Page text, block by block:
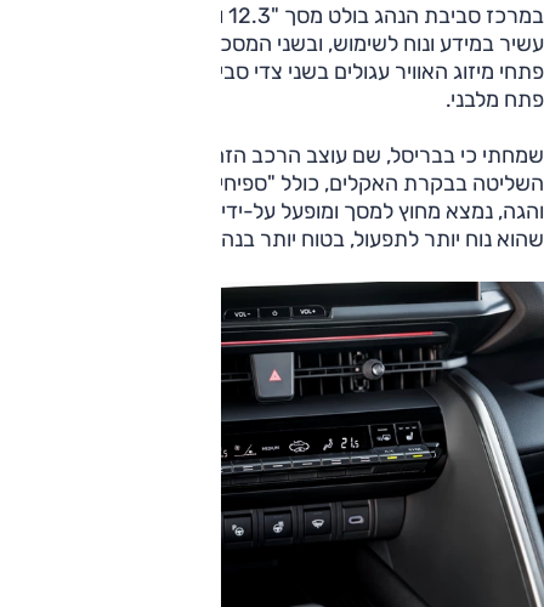
במרכז סביבת הנהג בולט מסך "12.3 ולידו לוח מחוונים מוקרן,
עשיר במידע ונוח לשימוש, ובשני המסכים כיתוב גם בעברית.
פתחי מיזוג האוויר עגולים בשני צדי סביבת הנהג, ובמרכז ישנו
פתח מלבני.
שמחתי כי בבריסל, שם עוצב הרכב הזה, שמעו לתחינותיי; מערך
השליטה בבקרת האקלים, כולל "ספיחים" כמו חימום מושבים
והגה, נמצא מחוץ למסך ומופעל על-ידי פקדים פיזיים, סידור
שהוא נוח יותר לתפעול, בטוח יותר בנהיגה.